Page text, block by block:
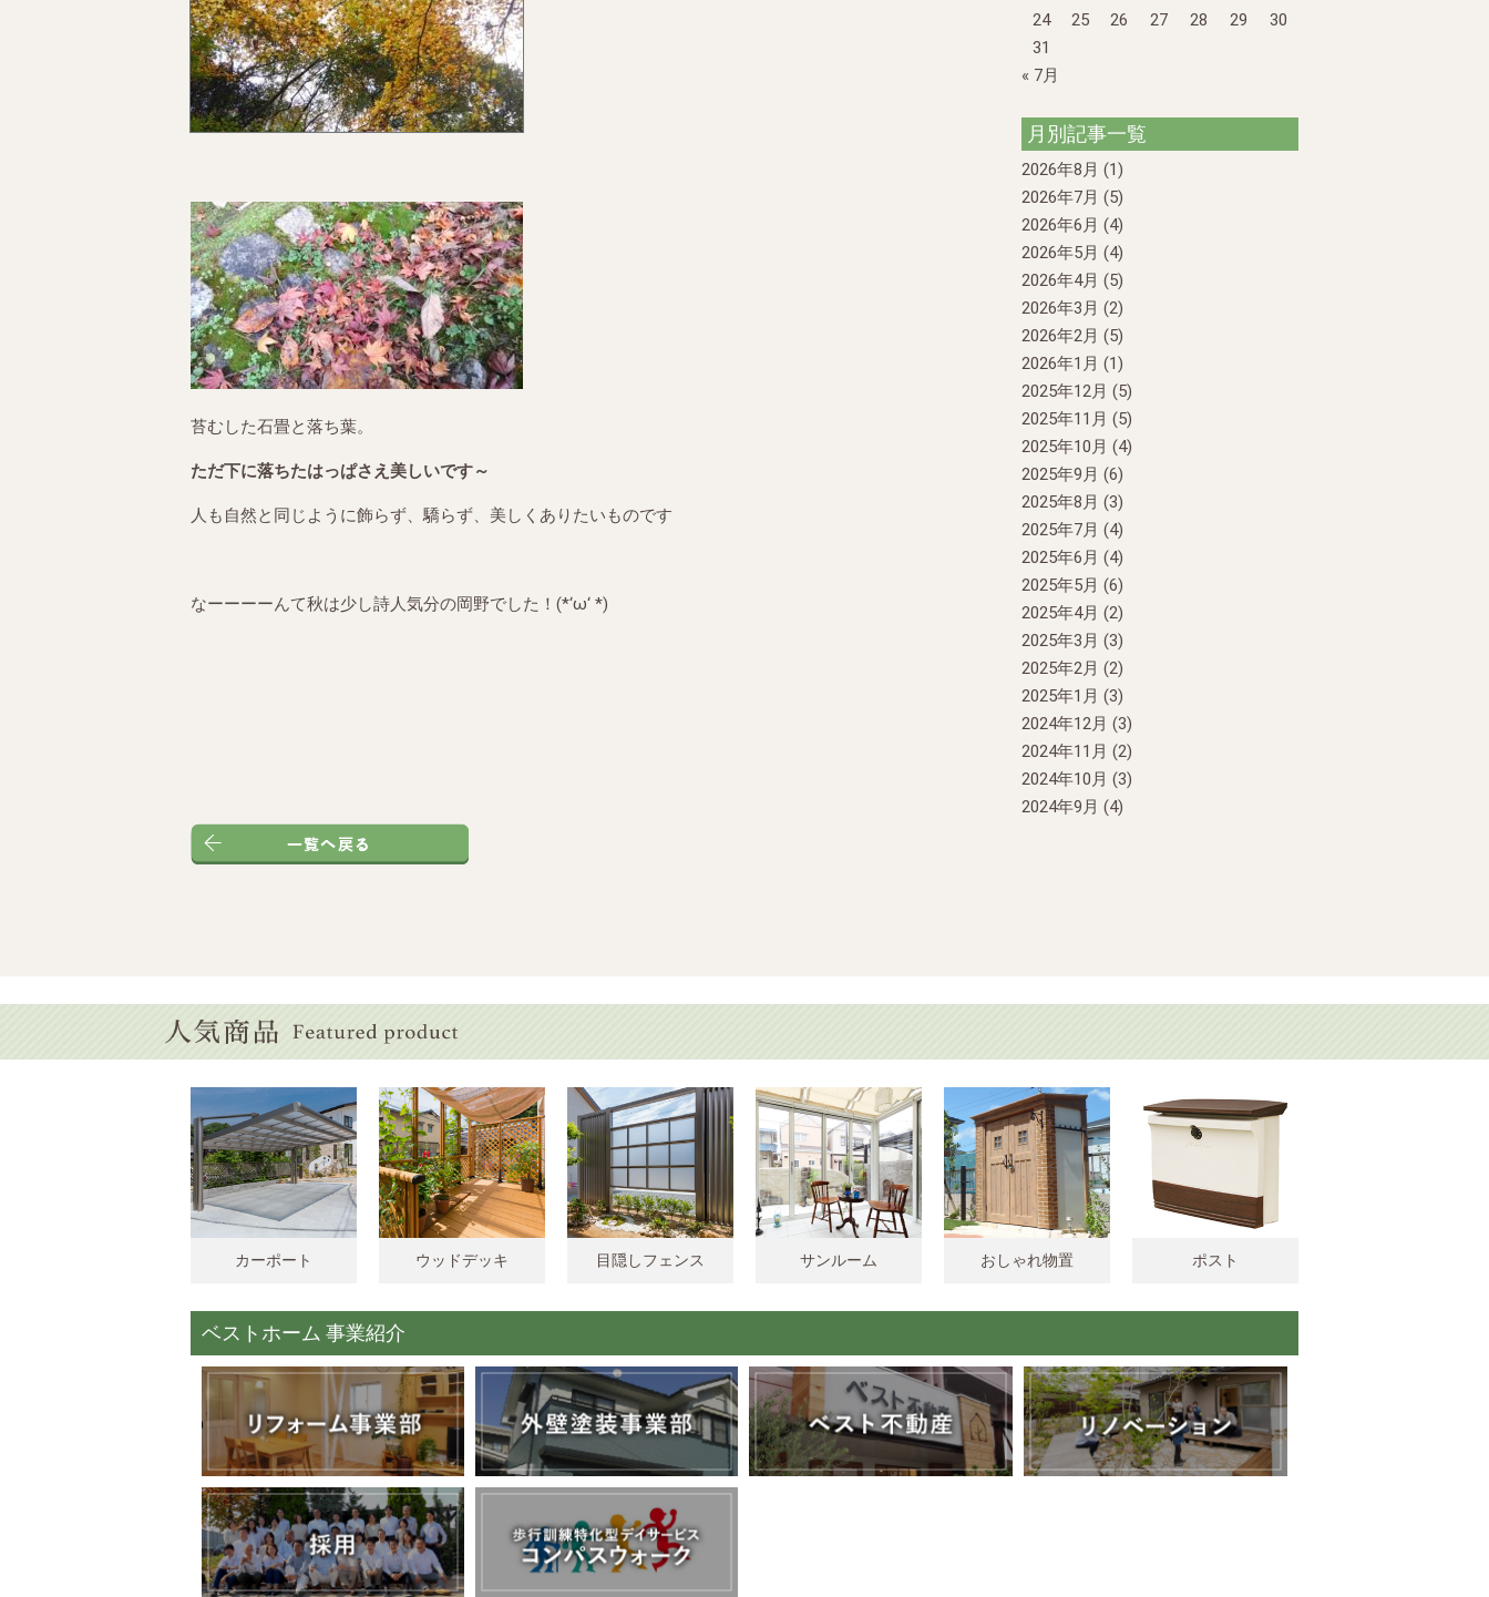
苔むした石畳と落ち葉。
ただ下に落ちたはっぱさえ美しいです～
人も自然と同じように飾らず、驕らず、美しくありたいものです
なーーーーんて秋は少し詩人気分の岡野でした！(*‘ω‘ *)
24
25 26 27 28 29
30
31
« 7月
月別記事一覧
2026年8月 (1)
2026年7月 (5)
2026年6月 (4)
2026年5月 (4)
2026年4月 (5)
2026年3月 (2)
2026年2月 (5)
2026年1月 (1)
2025年12月 (5)
2025年11月 (5)
2025年10月 (4)
2025年9月 (6)
2025年8月 (3)
2025年7月 (4)
2025年6月 (4)
2025年5月 (6)
2025年4月 (2)
2025年3月 (3)
2025年2月 (2)
2025年1月 (3)
2024年12月 (3)
2024年11月 (2)
2024年10月 (3)
2024年9月 (4)
カーポート ウッドデッキ 目隠しフェンス サンルーム おしゃれ物置 ポスト
ベストホーム 事業紹介